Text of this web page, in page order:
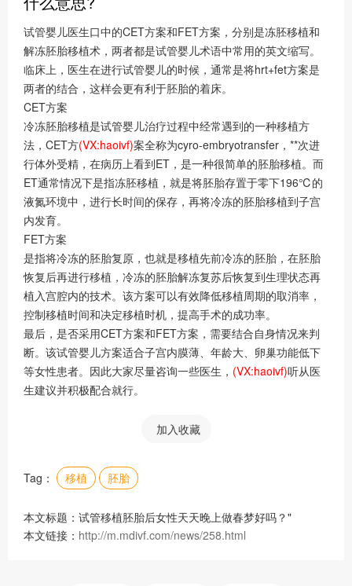
试管婴儿医生口中的CET方案和FET方案，分别是冻胚移植和
解冻胚胎移植术，两者都是试管婴儿术语中常用的英文缩写。
临床上，医生在进行试管婴儿的时候，通常是将hrt+fet方案是
两者的结合，这样会更有利于胚胎的着床。
CET方案
冷冻胚胎移植是试管婴儿治疗过程中经常遇到的一种移植方
法，CET方(VX:haoivf)案全称为cyro-embryotransfer，**次进
行体外受精，在病历上看到ET，是一种很简单的胚胎移植。而
ET通常情况下是指冻胚移植，就是将胚胎存置于零下196℃的
液氮环境中，进行长时间的保存，再将冷冻的胚胎移植到子宫
内发育。
FET方案
是指将冷冻的胚胎复原，也就是移植先前冷冻的胚胎，在胚胎
恢复后再进行移植，冷冻的胚胎解冻复苏后恢复到生理状态再
植入宫腔内的技术。该方案可以有效降低移植周期的取消率，
控制移植时间和决定移植时机，提高手术的成功率。
最后，是否采用CET方案和FET方案，需要结合自身情况来判
断。该试管婴儿方案适合子宫内膜薄、年龄大、卵巢功能低下
等女性患者。因此大家尽量咨询一些医生， (VX:haoivf)听从医
生建议并积极配合就行。
加入收藏
Tag： 移植 胚胎
本文标题：试管移植胚胎后女性天天晚上做春梦好吗？"
本文链接： http://m.mdivf.com/news/258.html